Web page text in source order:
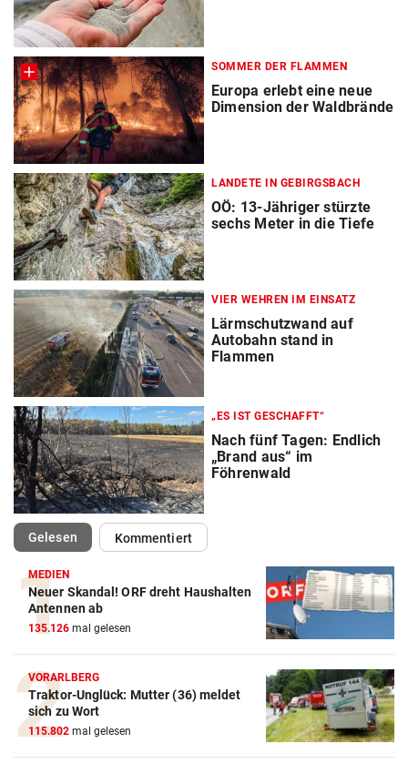
SOMMER DER FLAMMEN
Europa erlebt eine neue
Dimension der Waldbrände
LANDETE IN GEBIRGSBACH
OÖ: 13-Jähriger stürzte
sechs Meter in die Tiefe
VIER WEHREN IM EINSATZ
Lärmschutzwand auf
Autobahn stand in
Flammen
„ES IST GESCHAFFT“
Nach fünf Tagen: Endlich
„Brand aus“ im
Föhrenwald
Gelesen(ausgewählt)Kommentiert
MEDIEN
Neuer Skandal! ORF dreht Haushalten
Antennen ab
135.126 mal gelesen
VORARLBERG
Traktor-Unglück: Mutter (36) meldet
sich zu Wort
115.802 mal gelesen